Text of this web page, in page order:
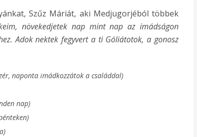
Szűz Máriát, aki Medjugorjéból többek
növekedjetek nap mint nap az imádságon
Adok nektek fegyvert a ti Góliátotok, a gonosz
naponta imádkozzátok a családdal)
nap)